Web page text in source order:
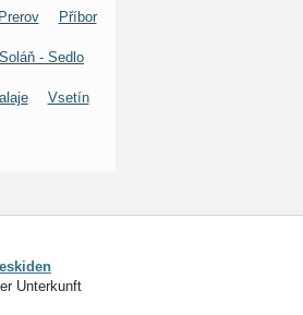
Prerov Příbor
Soláň - Sedlo
Vsetín
Unterkunft